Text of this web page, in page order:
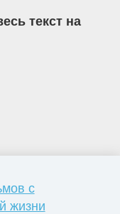
текст на
с
жизни